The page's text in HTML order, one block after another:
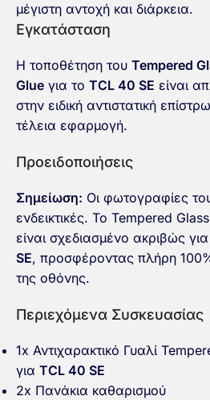
μέγιστη αντοχή και διάρκεια.
Εγκατάσταση
Η τοποθέτηση του Tempered
Glue για το TCL 40 SE είναι
στην ειδική αντιστατική
τέλεια εφαρμογή.
Προειδοποιήσεις
Σημείωση: Οι φωτογραφίες
ενδεικτικές. Το Tempered Glass
είναι σχεδιασμένο ακριβώς
SE, προσφέροντας πλήρη
της οθόνης.
Περιεχόμενα Συσκευασίας
1x Αντιχαρακτικό Γυαλί
για TCL 40 SE
2x Πανάκια καθαρισμού